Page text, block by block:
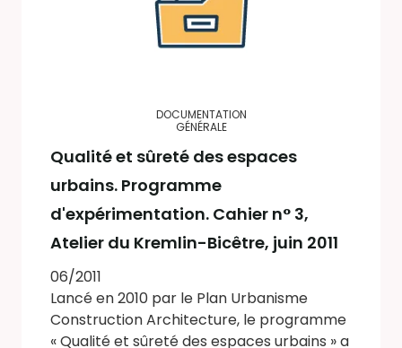
DOCUMENTATION
GÉNÉRALE
Qualité et sûreté des espaces
urbains. Programme
d'expérimentation. Cahier n° 3,
Atelier du Kremlin-Bicêtre, juin 2011
06/2011
Lancé en 2010 par le Plan Urbanisme
Construction Architecture, le programme
« Qualité et sûreté des espaces urbains » a